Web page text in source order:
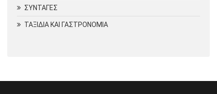
ΣΥΝΤΑΓΕΣ
ΤΑΞΙΔΙΑ ΚΑΙ ΓΑΣΤΡΟΝΟΜΙΑ